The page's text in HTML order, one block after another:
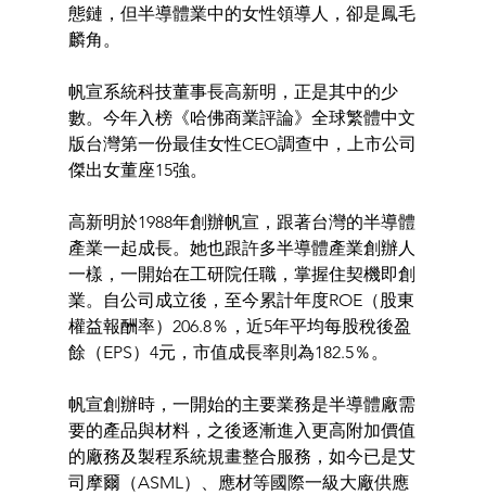
態鏈，但半導體業中的女性領導人，卻是鳳毛
麟角。
帆宣系統科技董事長高新明，正是其中的少
數。今年入榜《哈佛商業評論》全球繁體中文
版台灣第一份最佳女性CEO調查中，上市公司
傑出女董座15強。
高新明於1988年創辦帆宣，跟著台灣的半導體
產業一起成長。她也跟許多半導體產業創辦人
一樣，一開始在工研院任職，掌握住契機即創
業。自公司成立後，至今累計年度ROE（股東
權益報酬率）206.8％，近5年平均每股稅後盈
餘（EPS）4元，市值成長率則為182.5％。
帆宣創辦時，一開始的主要業務是半導體廠需
要的產品與材料，之後逐漸進入更高附加價值
的廠務及製程系統規畫整合服務，如今已是艾
司摩爾（ASML）、應材等國際一級大廠供應